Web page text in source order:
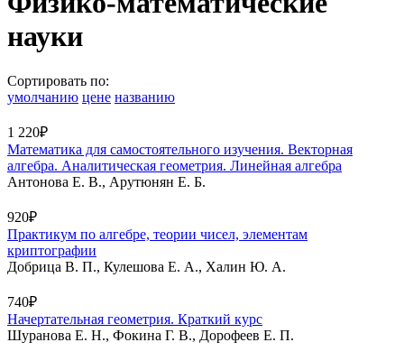
науки
Сортировать по:
умолчанию цене названию
1 220₽
Математика для самостоятельного изучения. Векторная
алгебра. Аналитическая геометрия. Линейная алгебра
Антонова Е. В., Арутюнян Е. Б.
920₽
Практикум по алгебре, теории чисел, элементам
криптографии
Добрица В. П., Кулешова Е. А., Халин Ю. А.
740₽
Начертательная геометрия. Краткий курс
Шуранова Е. Н., Фокина Г. В., Дорофеев Е. П.